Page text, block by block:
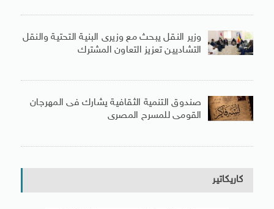
وزير النقل يبحث مع وزيرى البنية التحتية والنقل
التشاديين تعزيز التعاون المشترك
صندوق التنمية الثقافية يشارك فى المهرجان
القومى للمسرح المصرى
كاريكاتير